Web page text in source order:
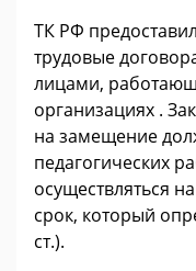
ТК РФ
трудовые
лицами,
организациях .
на замещение
педагогических
осуществляться
срок, который
ст.).